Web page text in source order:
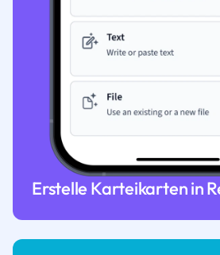
Erstelle Karteikarten in